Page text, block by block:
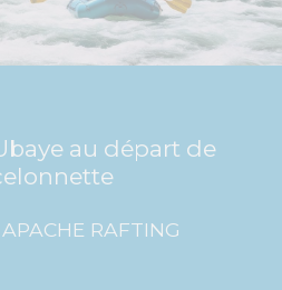
au départ de
RAFTING